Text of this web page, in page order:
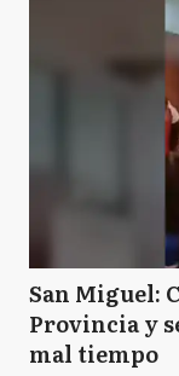
San Miguel:
Provincia y
mal tiempo